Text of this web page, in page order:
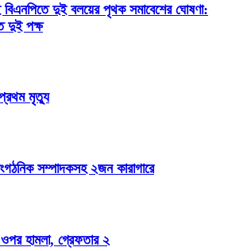
দুই বলয়ের পৃথক সমাবেশের ঘোষণা:
দুই পক্ষ
প্রথম মৃত্যু
সম্পাদকসহ ২জন কারাগারে
ওপর হামলা, গ্রেফতার ২